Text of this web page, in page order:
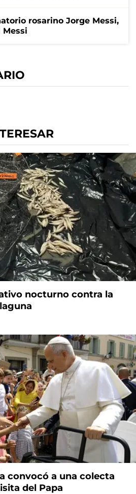
rosarino Jorge Messi,
Messi
nocturno contra la
convocó a una colecta
del Papa